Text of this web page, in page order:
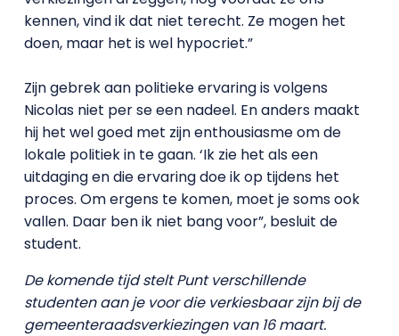
kennen, vind ik dat niet terecht. Ze mogen het
doen, maar het is wel hypocriet.”
Zijn gebrek aan politieke ervaring is volgens
Nicolas niet per se een nadeel. En anders maakt
hij het wel goed met zijn enthousiasme om de
lokale politiek in te gaan. ‘Ik zie het als een
uitdaging en die ervaring doe ik op tijdens het
proces. Om ergens te komen, moet je soms ook
vallen. Daar ben ik niet bang voor”, besluit de
student.
De komende tijd stelt Punt verschillende
studenten aan je voor die verkiesbaar zijn bij de
gemeenteraadsverkiezingen van 16 maart.